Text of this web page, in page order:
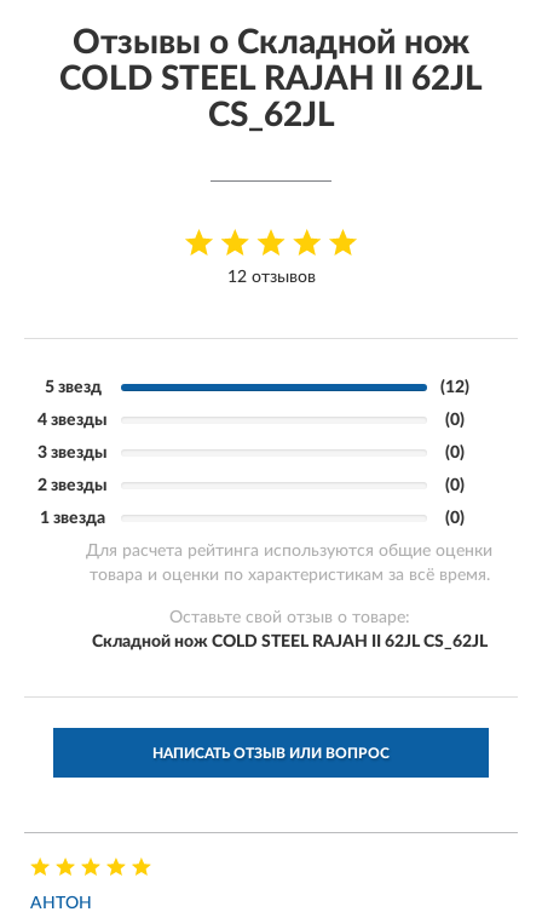
Отзывы о Складной нож
COLD STEEL RAJAH II 62JL
CS_62JL
12 отзывов
5 звезд
(12)
4 звезды
(0)
3 звезды
(0)
2 звезды
(0)
1 звезда
(0)
Для расчета рейтинга используются общие оценки
товара и оценки по характеристикам за всё время.
Оставьте свой отзыв о товаре:
Складной нож COLD STEEL RAJAH II 62JL CS_62JL
НАПИСАТЬ ОТЗЫВ ИЛИ ВОПРОС
АНТОН